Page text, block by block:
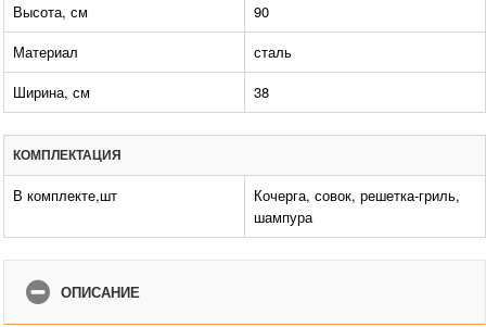
Высота, см
90
Материал
сталь
Ширина, см
38
КОМПЛЕКТАЦИЯ
В комплекте,шт
Кочерга, совок, решетка-гриль,
шампура
ОПИСАНИЕ